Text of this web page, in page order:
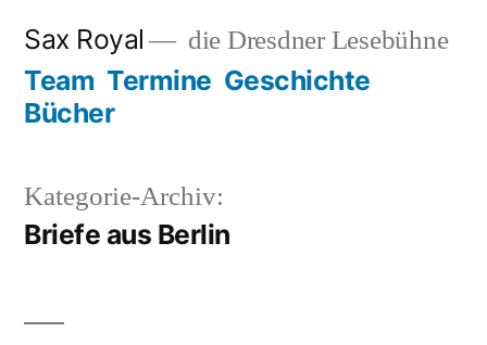
springen
Sax Royal die Dresdner Lesebühne
Team Termine Geschichte
Bücher
Kategorie-Archiv:
Briefe aus Berlin